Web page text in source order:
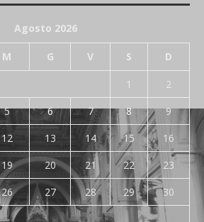
Agosto 2026
M G V S D
1
2
5 6 7 8
9
12 13 14 15
16
19 20 21 22
23
26 27 28 29
30